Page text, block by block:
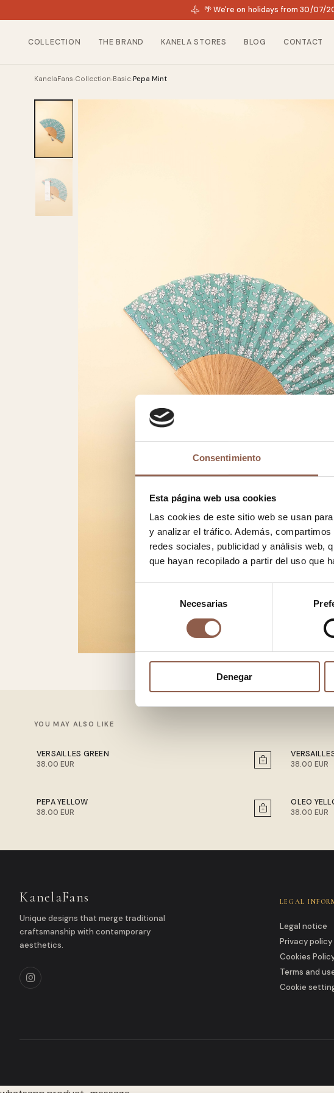
Consentimiento
Esta página web usa cookies
Las cookies de este sitio web se usan
y analizar el tráfico. Además,
redes sociales, publicidad y análisis web,
que hayan recopilado a partir del uso que
consentimiento
Necesarias
Denegar
🌴 We're on holidays from 30/07/
COLLECTION THE BRAND KANELA STORES BLOG CONTACT
KanelaFans›Collection›Basic›Pepa Mint
YOU MAY ALSO LIKE
VERSAILLES GREEN
38.00 EUR
38.00 EUR
PEPA YELLOW
38.00 EUR
OLEO
38.00 EUR
KanelaFans
Unique designs that merge traditional
craftsmanship with contemporary
aesthetics.
LEGAL
Legal notice
Privacy policy
Cookies
Terms and
Cookie